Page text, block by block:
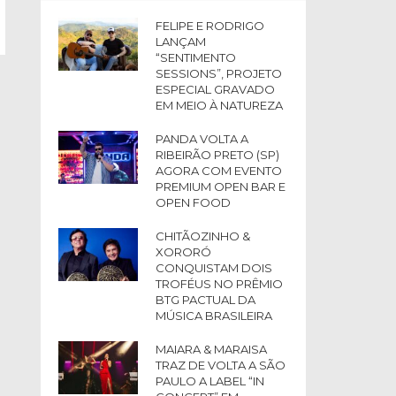
FELIPE E RODRIGO
LANÇAM
“SENTIMENTO
SESSIONS”, PROJETO
ESPECIAL GRAVADO
EM MEIO À NATUREZA
PANDA VOLTA A
RIBEIRÃO PRETO (SP)
AGORA COM EVENTO
PREMIUM OPEN BAR E
OPEN FOOD
CHITÃOZINHO &
XORORÓ
CONQUISTAM DOIS
TROFÉUS NO PRÊMIO
BTG PACTUAL DA
MÚSICA BRASILEIRA
MAIARA & MARAISA
TRAZ DE VOLTA A SÃO
PAULO A LABEL “IN